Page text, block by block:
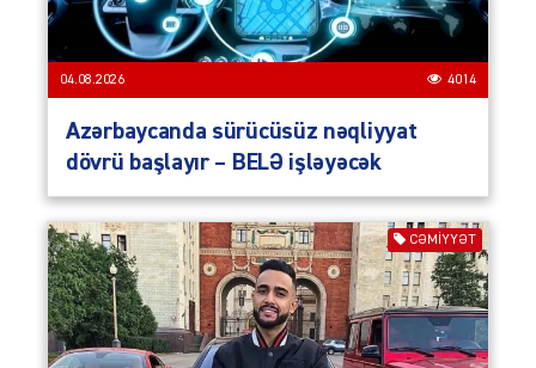
04.08.2026 4014
Azərbaycanda sürücüsüz nəqliyyat
dövrü başlayır – BELƏ işləyəcək
CƏMIYYƏT